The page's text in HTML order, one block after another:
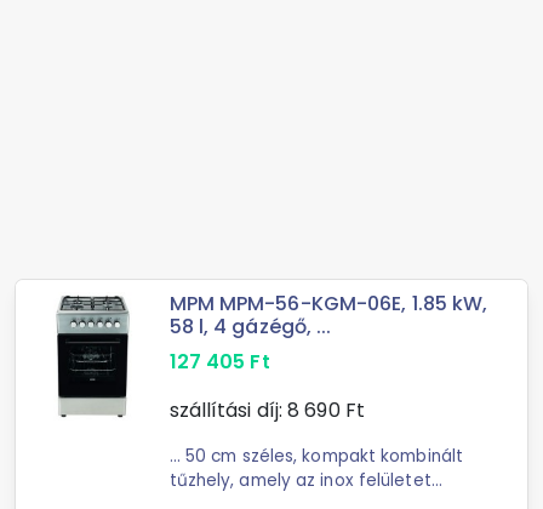
MPM MPM-56-KGM-06E, 1.85 kW,
58 l, 4 gázégő, ...
127 405 Ft
szállítási díj: 8 690Ft
... 50 cm széles, kompakt kombinált
tűzhely, amely az inox felületet